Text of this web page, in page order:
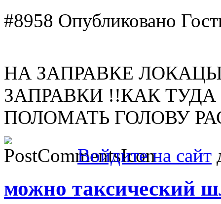
#8958 Опубликовано
НА ЗАПРАВКЕ
ЗАПРАВКИ !!КАК
ПОЛОМАТЬ ГОЛОВУ
Войдите на сайт
можно таксический